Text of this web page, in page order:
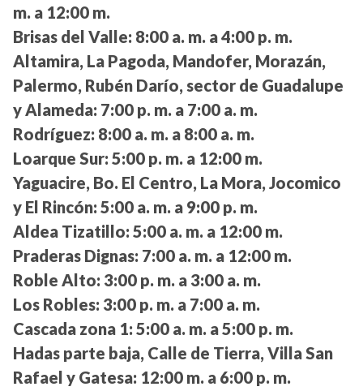
m. a 12:00 m.
Brisas del Valle: 8:00 a. m. a 4:00 p. m.
Altamira, La Pagoda, Mandofer, Morazán,
Palermo, Rubén Darío, sector de Guadalupe
y Alameda: 7:00 p. m. a 7:00 a. m.
Rodríguez: 8:00 a. m. a 8:00 a. m.
Loarque Sur: 5:00 p. m. a 12:00 m.
Yaguacire, Bo. El Centro, La Mora, Jocomico
y El Rincón: 5:00 a. m. a 9:00 p. m.
Aldea Tizatillo: 5:00 a. m. a 12:00 m.
Praderas Dignas: 7:00 a. m. a 12:00 m.
Roble Alto: 3:00 p. m. a 3:00 a. m.
Los Robles: 3:00 p. m. a 7:00 a. m.
Cascada zona 1: 5:00 a. m. a 5:00 p. m.
Hadas parte baja, Calle de Tierra, Villa San
Rafael y Gatesa: 12:00 m. a 6:00 p. m.